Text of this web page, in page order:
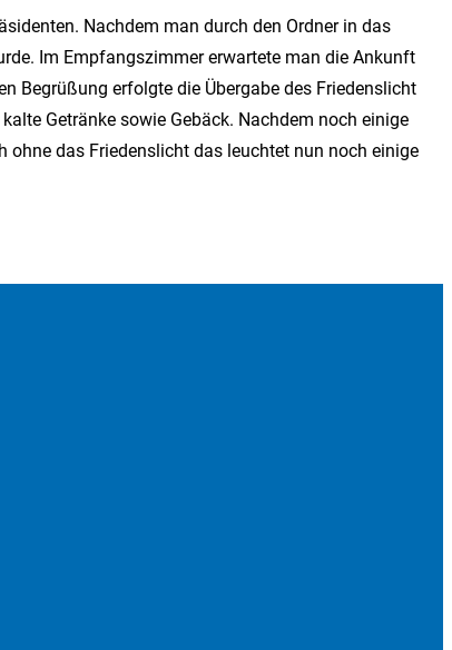
Nachdem man durch den Ordner in das
Im Empfangszimmer erwartete man die Ankunft
Begrüßung erfolgte die Übergabe des Friedenslicht
Getränke sowie Gebäck. Nachdem noch einige
das Friedenslicht das leuchtet nun noch einige